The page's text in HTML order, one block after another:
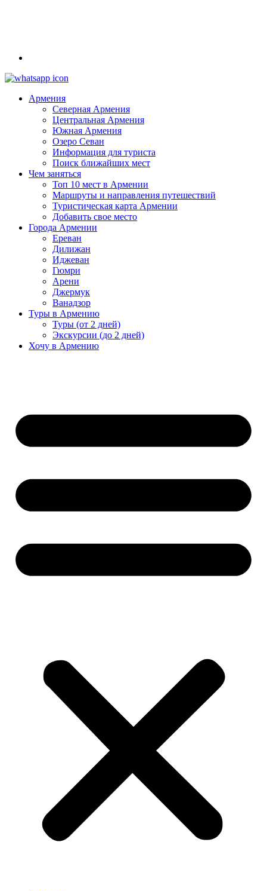
Армения
Северная Армения
Центральная Армения
Южная Армения
Озеро Севан
Информация для туриста
Поиск ближайших мест
Чем заняться
Топ 10 мест в Армении
Маршруты и направления путешествий
Туристическая карта Армении
Добавить свое место
Города Армении
Ереван
Дилижан
Иджеван
Гюмри
Арени
Джермук
Ванадзор
Туры в Армению
Туры (от 2 дней)
Экскурсии (до 2 дней)
Хочу в Армению